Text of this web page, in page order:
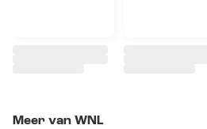
Meer van WNL